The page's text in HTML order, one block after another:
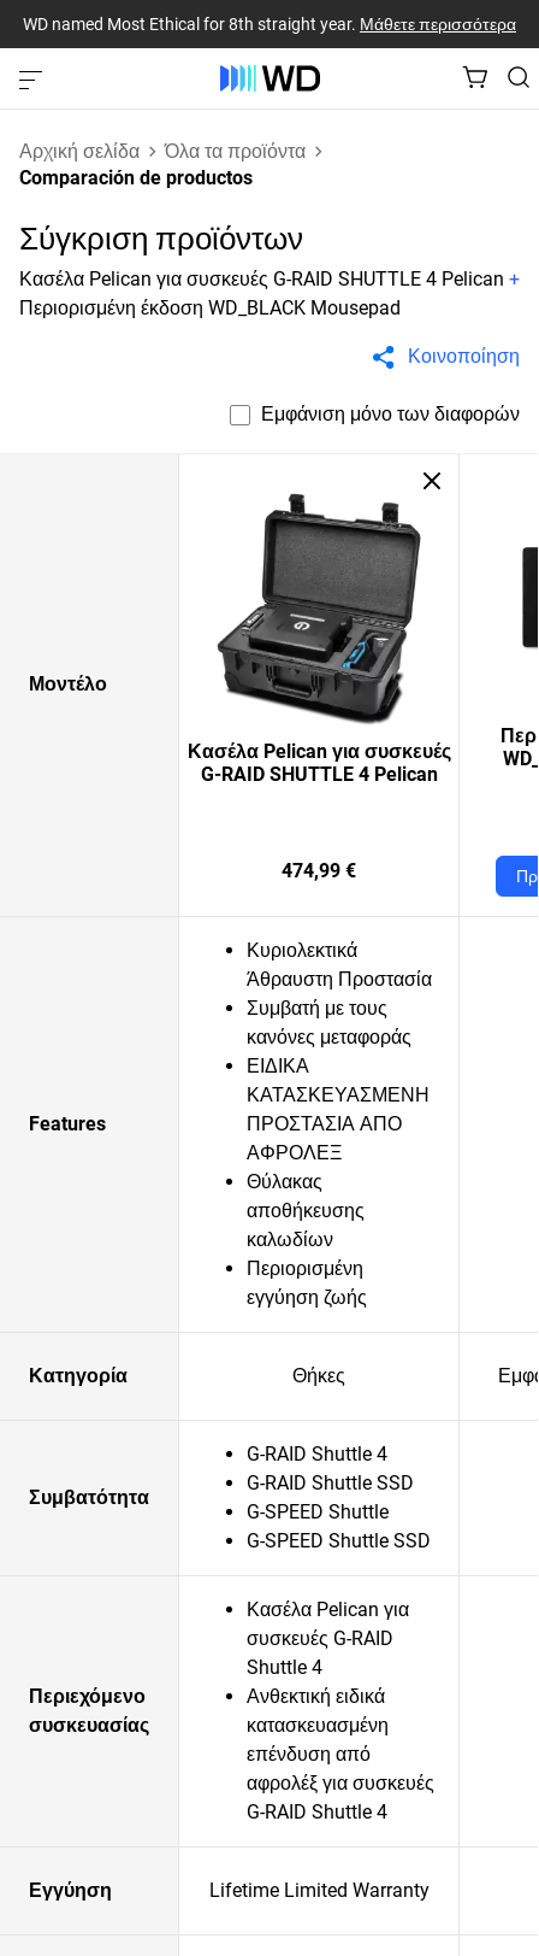
WD named Most Ethical for 8th straight year. Μάθετε περισσότερα
Αρχική σελίδα
Όλα τα προϊόντα
Comparación de productos
Σύγκριση προϊόντων
Κασέλα Pelican για συσκευές G-RAID SHUTTLE 4 Pelican +
Περιορισμένη έκδοση WD_BLACK Mousepad
Κοινοποίηση
Εμφάνιση μόνο των διαφορών
Μοντέλο
Κασέλα Pelican για συσκευές
G-RAID SHUTTLE 4 Pelican
474,99 €
Features
Κυριολεκτικά
Άθραυστη Προστασία
Συμβατή με τους
κανόνες μεταφοράς
ΕΙΔΙΚΑ
ΚΑΤΑΣΚΕΥΑΣΜΕΝΗ
ΠΡΟΣΤΑΣΙΑ ΑΠΟ
ΑΦΡΟΛΕΞ
Θύλακας
αποθήκευσης
καλωδίων
Περιορισμένη
εγγύηση ζωής
Κατηγορία Θήκες
Συμβατότητα
G-RAID Shuttle 4
G-RAID Shuttle SSD
G-SPEED Shuttle
G-SPEED Shuttle SSD
Περιεχόμενο
συσκευασίας
Κασέλα Pelican για
συσκευές G-RAID
Shuttle 4
Ανθεκτική ειδικά
κατασκευασμένη
επένδυση από
αφρολέξ για συσκευές
G-RAID Shuttle 4
Εγγύηση Lifetime Limited Warranty